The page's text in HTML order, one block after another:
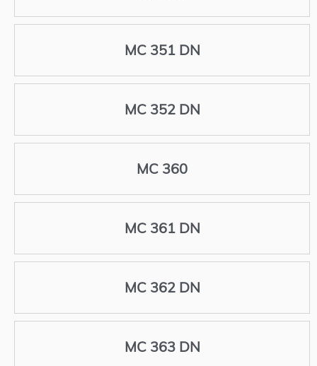
MC 351 DN
MC 352 DN
MC 360
MC 361 DN
MC 362 DN
MC 363 DN